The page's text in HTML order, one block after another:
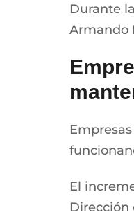
Durante
Armando
El
Dirección